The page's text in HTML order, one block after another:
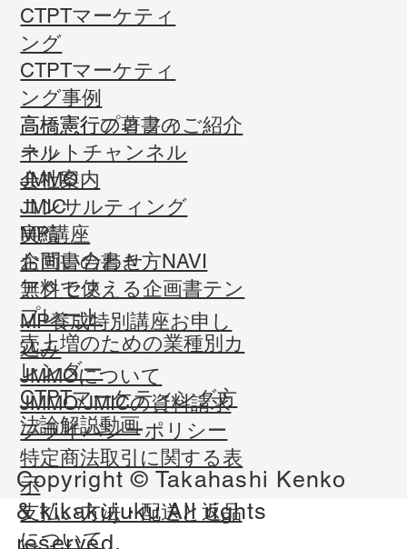
CTPTマーケティ
ング
CTPTマーケティ
ング事例
高橋憲行プロフィ
ール
会社案内
コンサルティング
実績
お問い合わせ
​アクセス
高橋憲行の著書のご紹介
ネットチャンネル
JMMO
JMIC
MP講座
企画書の書き方NAVI
無料で使える企画書テン
プレート
売上増のための業種別カ
レンダー
CTPTマーケティング方
法論解説動画
MP養成特別講座お申し
込み
JMMOについて
JMMO/JMICの資料請求
​プライバシーポリシー
​特定商法取引に関する表
示
​支払い方法・配送と返品
について
Copyright © Takahashi Kenko
&kikakujukuAll rights
reserved.